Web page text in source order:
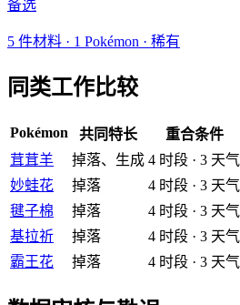
备选
5 件材料 · 1 Pokémon · 稀有
同类工作比较
Pokémon 共同特长 重合条件
茸茸羊
掉落、生成 4 时段 · 3 天气
妙蛙花
掉落 4 时段 · 3 天气
毽子棉
掉落 4 时段 · 3 天气
基拉祈
掉落 4 时段 · 3 天气
霸王花
掉落 4 时段 · 3 天气